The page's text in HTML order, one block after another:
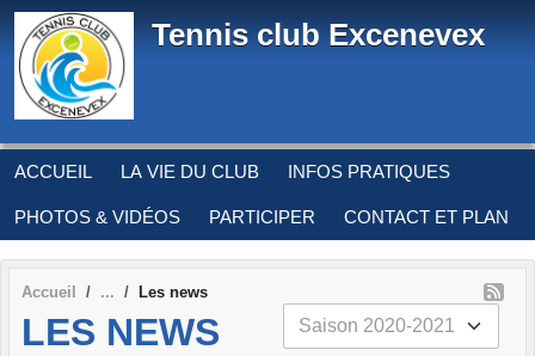
Tennis club Excenevex
ACCUEIL LA VIE DU CLUB INFOS PRATIQUES
PHOTOS & VIDÉOS PARTICIPER CONTACT ET PLAN
Accueil Les news
LES NEWS
Panneau de gestion des cookies